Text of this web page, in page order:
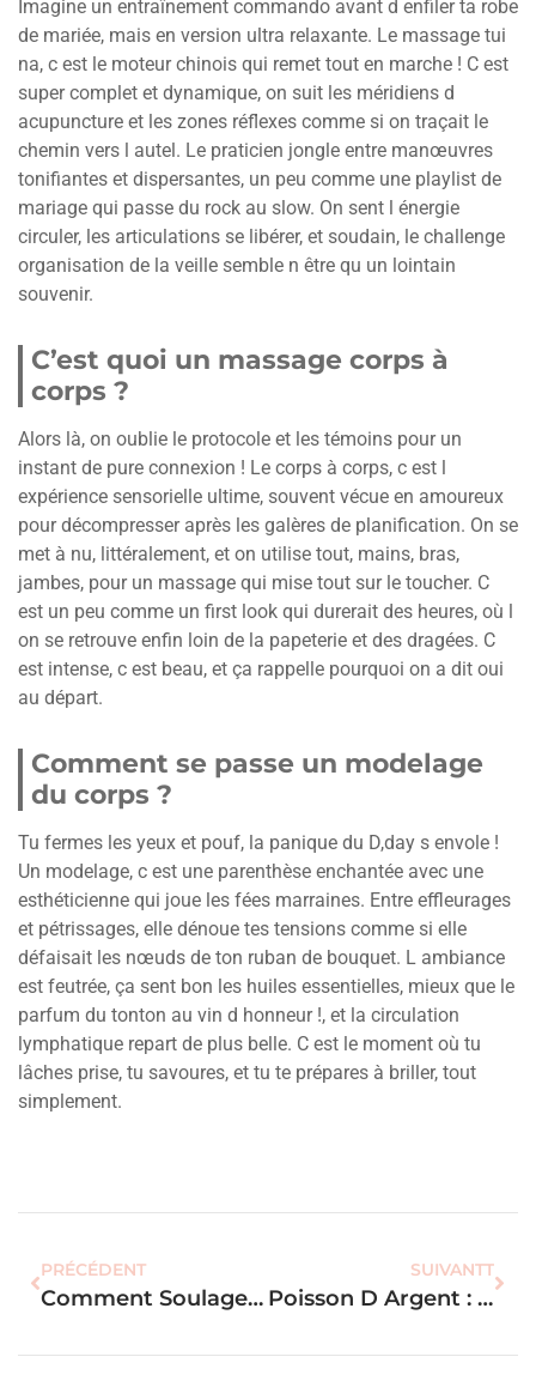
Imagine un entraînement commando avant d enfiler ta robe
de mariée, mais en version ultra relaxante. Le massage tui
na, c est le moteur chinois qui remet tout en marche ! C est
super complet et dynamique, on suit les méridiens d
acupuncture et les zones réflexes comme si on traçait le
chemin vers l autel. Le praticien jongle entre manœuvres
tonifiantes et dispersantes, un peu comme une playlist de
mariage qui passe du rock au slow. On sent l énergie
circuler, les articulations se libérer, et soudain, le challenge
organisation de la veille semble n être qu un lointain
souvenir.
C’est quoi un massage corps à
corps ?
Alors là, on oublie le protocole et les témoins pour un
instant de pure connexion ! Le corps à corps, c est l
expérience sensorielle ultime, souvent vécue en amoureux
pour décompresser après les galères de planification. On se
met à nu, littéralement, et on utilise tout, mains, bras,
jambes, pour un massage qui mise tout sur le toucher. C
est un peu comme un first look qui durerait des heures, où l
on se retrouve enfin loin de la papeterie et des dragées. C
est intense, c est beau, et ça rappelle pourquoi on a dit oui
au départ.
Comment se passe un modelage
du corps ?
Tu fermes les yeux et pouf, la panique du D,day s envole !
Un modelage, c est une parenthèse enchantée avec une
esthéticienne qui joue les fées marraines. Entre effleurages
et pétrissages, elle dénoue tes tensions comme si elle
défaisait les nœuds de ton ruban de bouquet. L ambiance
est feutrée, ça sent bon les huiles essentielles, mieux que le
parfum du tonton au vin d honneur !, et la circulation
lymphatique repart de plus belle. C est le moment où tu
lâches prise, tu savoures, et tu te prépares à briller, tout
simplement.
PRÉCÉDENT
Comment Soulager L’urticaire : Les Solutions Naturelles Pour Apaiser La Peau Irritée
SUIVANTT
Poisson D Argent : Les 10 Méthodes Naturelles Pour Les Éliminer